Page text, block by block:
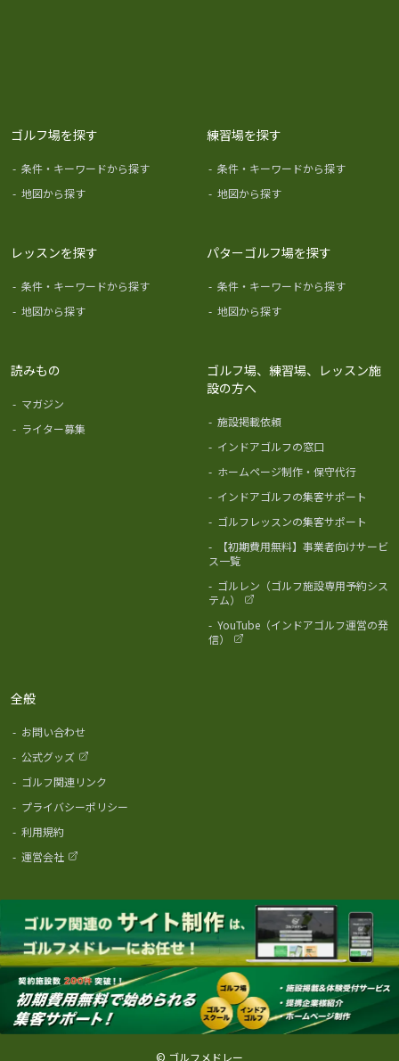
ゴルフ場を探す
- 条件・キーワードから探す
- 地図から探す
練習場を探す
- 条件・キーワードから探す
- 地図から探す
レッスンを探す
- 条件・キーワードから探す
- 地図から探す
パターゴルフ場を探す
- 条件・キーワードから探す
- 地図から探す
読みもの
- マガジン
- ライター募集
ゴルフ場、練習場、レッスン施
設の方へ
- 施設掲載依頼
- インドアゴルフの窓口
- ホームページ制作・保守代行
- インドアゴルフの集客サポート
- ゴルフレッスンの集客サポート
-
【初期費用無料】事業者向けサービ
ス一覧
- ゴルレン（ゴルフ施設専用予約シス
テム）
- YouTube（インドアゴルフ運営の発
信）
全般
- お問い合わせ
- 公式グッズ
- ゴルフ関連リンク
- プライバシーポリシー
- 利用規約
- 運営会社
© ゴルフメドレー